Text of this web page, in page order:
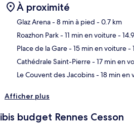
À proximité
Glaz Arena- 8 min à pied - 0.7 km
Roazhon Park- 11 min en voiture-
Place de la Gare- 15 min en voiture-
Cathédrale Saint-Pierre- 17 min en
Le Couvent des Jacobins- 18 min en
Afficher plus
ibis budget Rennes Cesson